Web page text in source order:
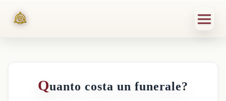
Quanto costa un funerale?